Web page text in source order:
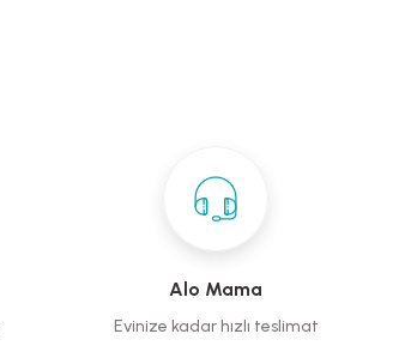
Alo Mama
Evinize kadar hızlı teslimat